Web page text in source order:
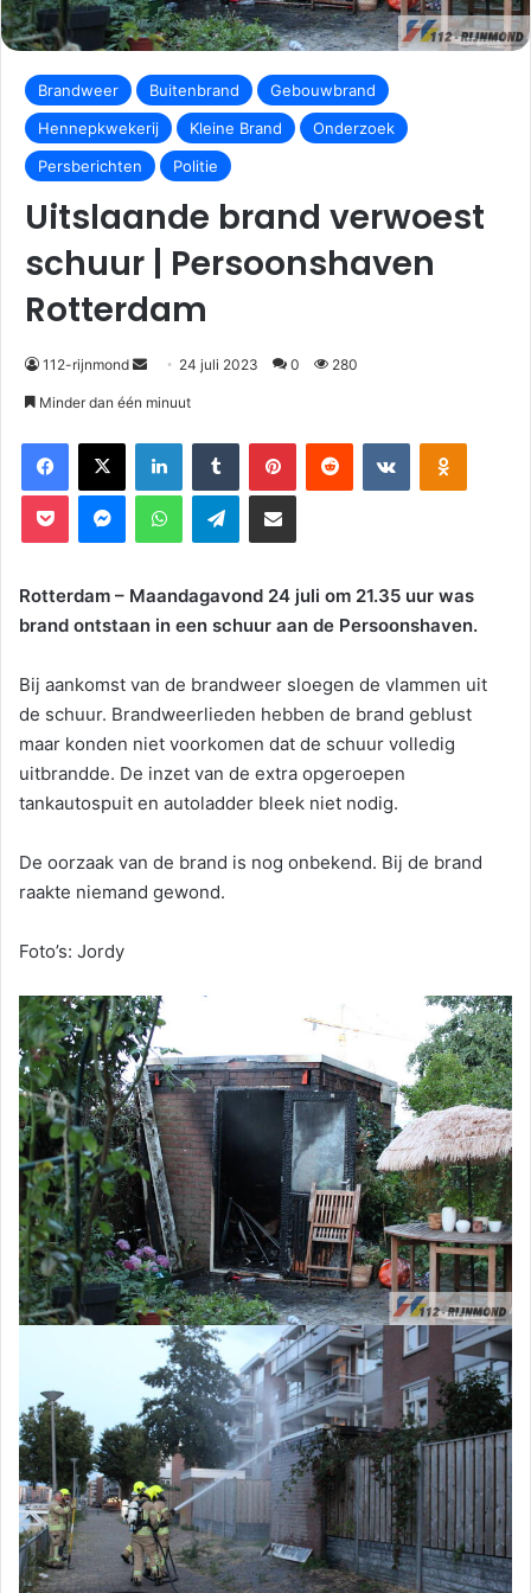
Brandweer Buitenbrand
Gebouwbrand
Hennepkwekerij
Kleine Brand
Onderzoek
Persberichten
Politie
Uitslaande brand verwoest
schuur | Persoonshaven
Rotterdam
112-rijnmond 24 juli 2023 0 280
Minder dan één minuut
Facebook
X LinkedInTumblr PinterestReddit VKontakteOdnoklassniki
Pocket MessengerWhatsAppTelegramDeel via E-mail
Rotterdam – Maandagavond 24 juli om 21.35 uur was
brand ontstaan in een schuur aan de Persoonshaven.
Bij aankomst van de brandweer sloegen de vlammen uit
de schuur. Brandweerlieden hebben de brand geblust
maar konden niet voorkomen dat de schuur volledig
uitbrandde. De inzet van de extra opgeroepen
tankautospuit en autoladder bleek niet nodig.
De oorzaak van de brand is nog onbekend. Bij de brand
raakte niemand gewond.
Foto’s: Jordy